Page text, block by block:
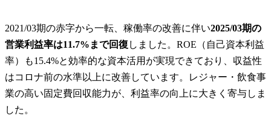
2021/03期の赤字から一転、稼働率の改善に伴い2025/03期の
営業利益率は11.7%まで回復 しました。ROE（自己資本利益
率）も15.4%と効率的な資本活用が実現できており、収益性
はコロナ前の水準以上に改善しています。レジャー・飲食事
業の高い固定費回収能力が、利益率の向上に大きく寄与しま
した。